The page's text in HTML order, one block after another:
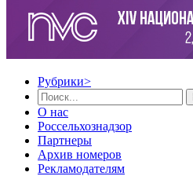
Рубрики>
О нас
Россельхознадзор
Партнеры
Архив номеров
Рекламодателям